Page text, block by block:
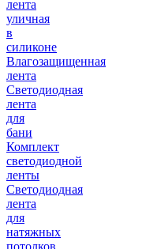
лента
уличная
в
силиконе
Влагозащищенная
лента
Светодиодная
лента
для
бани
Комплект
светодиодной
ленты
Светодиодная
лента
для
натяжных
потолков